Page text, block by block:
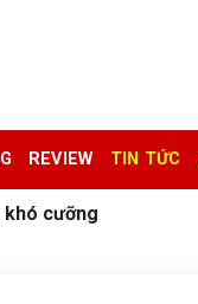
REVIEW TIN TỨC
khó cưỡng